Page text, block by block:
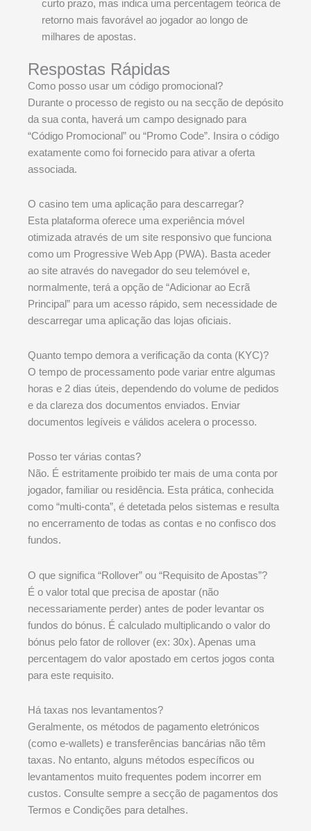
curto prazo, mas indica uma percentagem teórica de
retorno mais favorável ao jogador ao longo de
milhares de apostas.
Respostas Rápidas
Como posso usar um código promocional?
Durante o processo de registo ou na secção de depósito
da sua conta, haverá um campo designado para
“Código Promocional” ou “Promo Code”. Insira o código
exatamente como foi fornecido para ativar a oferta
associada.
O casino tem uma aplicação para descarregar?
Esta plataforma oferece uma experiência móvel
otimizada através de um site responsivo que funciona
como um Progressive Web App (PWA). Basta aceder
ao site através do navegador do seu telemóvel e,
normalmente, terá a opção de “Adicionar ao Ecrã
Principal” para um acesso rápido, sem necessidade de
descarregar uma aplicação das lojas oficiais.
Quanto tempo demora a verificação da conta (KYC)?
O tempo de processamento pode variar entre algumas
horas e 2 dias úteis, dependendo do volume de pedidos
e da clareza dos documentos enviados. Enviar
documentos legíveis e válidos acelera o processo.
Posso ter várias contas?
Não. É estritamente proibido ter mais de uma conta por
jogador, familiar ou residência. Esta prática, conhecida
como “multi-conta”, é detetada pelos sistemas e resulta
no encerramento de todas as contas e no confisco dos
fundos.
O que significa “Rollover” ou “Requisito de Apostas”?
É o valor total que precisa de apostar (não
necessariamente perder) antes de poder levantar os
fundos do bónus. É calculado multiplicando o valor do
bónus pelo fator de rollover (ex: 30x). Apenas uma
percentagem do valor apostado em certos jogos conta
para este requisito.
Há taxas nos levantamentos?
Geralmente, os métodos de pagamento eletrónicos
(como e-wallets) e transferências bancárias não têm
taxas. No entanto, alguns métodos específicos ou
levantamentos muito frequentes podem incorrer em
custos. Consulte sempre a secção de pagamentos dos
Termos e Condições para detalhes.